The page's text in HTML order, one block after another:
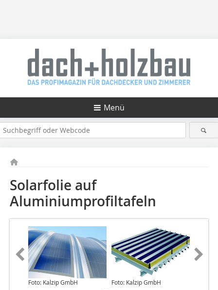
Menü
Solarfolie auf
Aluminiumprofiltafeln
Foto: Kalzip GmbH Foto: Kalzip GmbH